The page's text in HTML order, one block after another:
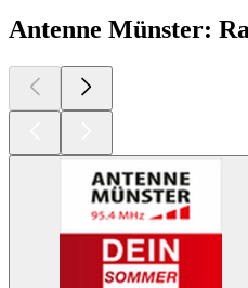
Antenne Münster: